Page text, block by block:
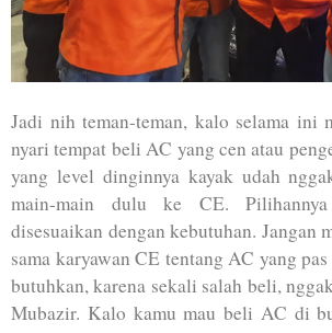
Jadi nih teman-teman, kalo selama ini
nyari tempat beli AC yang cen atau
yang level dinginnya kayak udah
main-main dulu ke CE.
disesuaikan dengan kebutuhan. Jangan
sama karyawan CE tentang AC yang
butuhkan, karena sekali salah beli,
Mubazir. Kalo kamu mau beli AC di